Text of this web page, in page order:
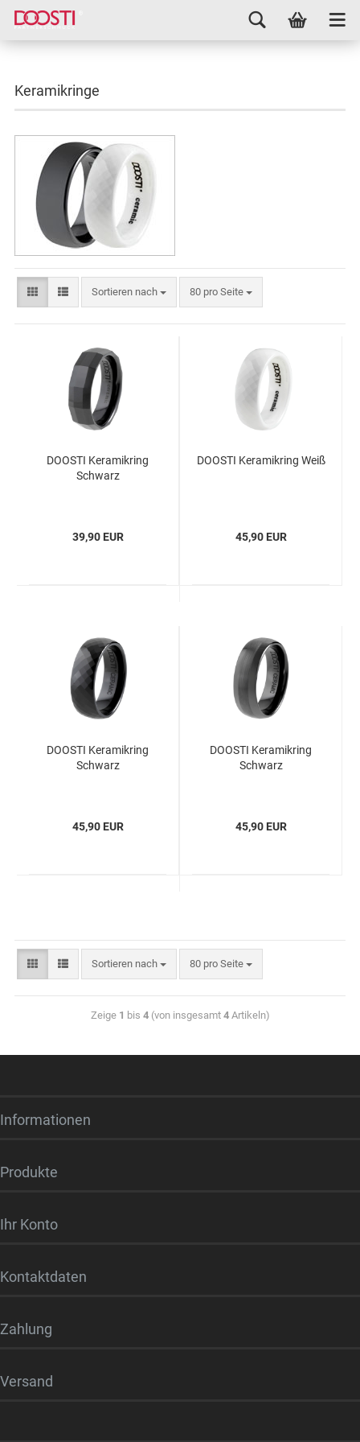
Keramikringe
Sortieren nach 80 pro Seite
DOOSTI Keramikring
Schwarz
39,90 EUR
DOOSTI Keramikring Weiß
45,90 EUR
DOOSTI Keramikring
Schwarz
45,90 EUR
DOOSTI Keramikring
Schwarz
45,90 EUR
Sortieren nach 80 pro Seite
Zeige 1 bis 4(von insgesamt 4Artikeln)
Informationen
Produkte
Ihr Konto
Kontaktdaten
Zahlung
Versand